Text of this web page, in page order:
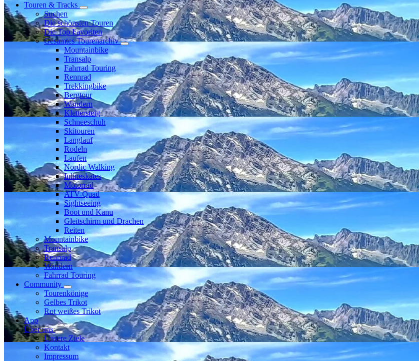
Touren & Tracks
Suchen
Die schönsten Touren
Die Top Favoriten
Gesamtes Tourenarchiv
Mountainbike
Transalp
Fahrrad Touring
Rennrad
Trekkingbike
Bergtour
Wandern
Klettersteig
Schneeschuh
Skitouren
Langlauf
Rodeln
Laufen
Nordic Walking
Inlineskates
Motorrad
ATV-Quad
Sightseeing
Boot und Kanu
Gleitschirm und Drachen
Reiten
Mountainbike
Transalp
Rennrad
Wandern
Fahrrad Touring
Community
Tourenkönige
Gelbes Trikot
Rot weißes Trikot
App
Über uns
Unsere Ziele
Kontakt
Impressum